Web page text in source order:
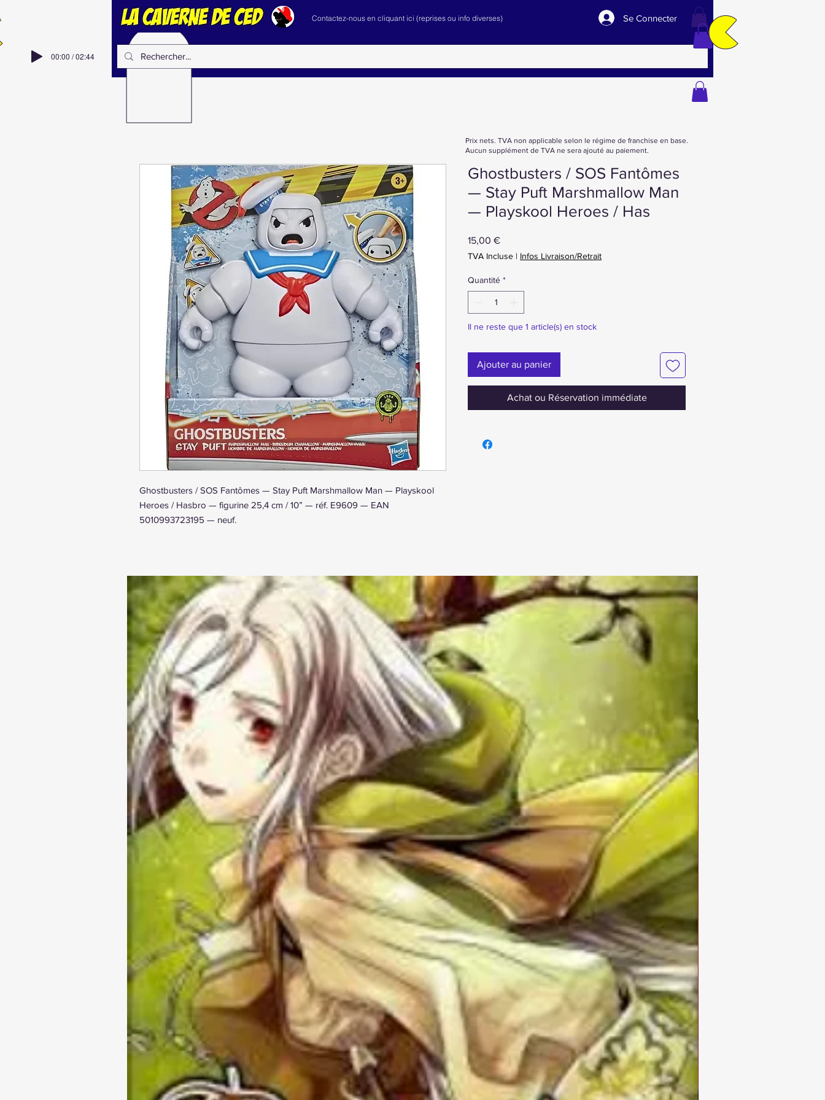
00:00 / 02:44
Contactez-nous en cliquant ici (reprises ou info diverses) Se Connecter
Ghostbusters / SOS Fantômes — Stay Puft Marshmallow Man — Playskool
Heroes / Hasbro — figurine 25,4 cm / 10” — réf. E9609 — EAN
5010993723195 — neuf.
Ghostbusters / SOS Fantômes
— Stay Puft Marshmallow Man
— Playskool Heroes / Has
15,00 €Prix
TVA Incluse | Infos Livraison/Retrait
Quantité *
Il ne reste que 1 article(s) en stock
Ajouter au panier
Achat ou Réservation immédiate
Prix nets. TVA non applicable selon le régime de franchise en base.
Aucun supplément de TVA ne sera ajouté au paiement.